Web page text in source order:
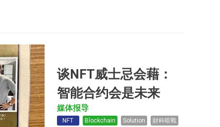
谈NFT威士忌会藉：
智能合约会是未来
媒体报导
NFT Blockchain Solution
財科暗戰